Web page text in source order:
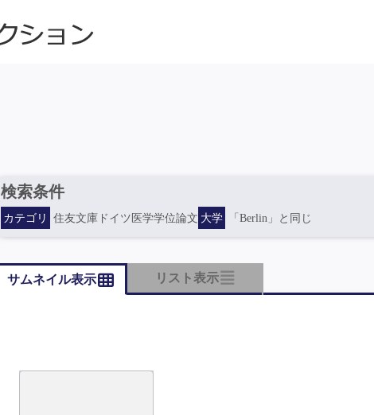
検索条件
カテゴリ 住友文庫ドイツ医学学位論文 大学 「Berlin」と同じ
サムネイル表示 リスト表示